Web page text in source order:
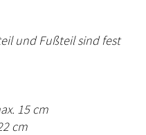
und Fußteil sind fest
15 cm
cm